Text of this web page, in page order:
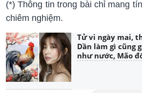
(*) Thông tin trong bài chỉ mang
chiêm nghiệm.
Tử vi ngày mai,
Dần làm gì cũng
như nước, Mão